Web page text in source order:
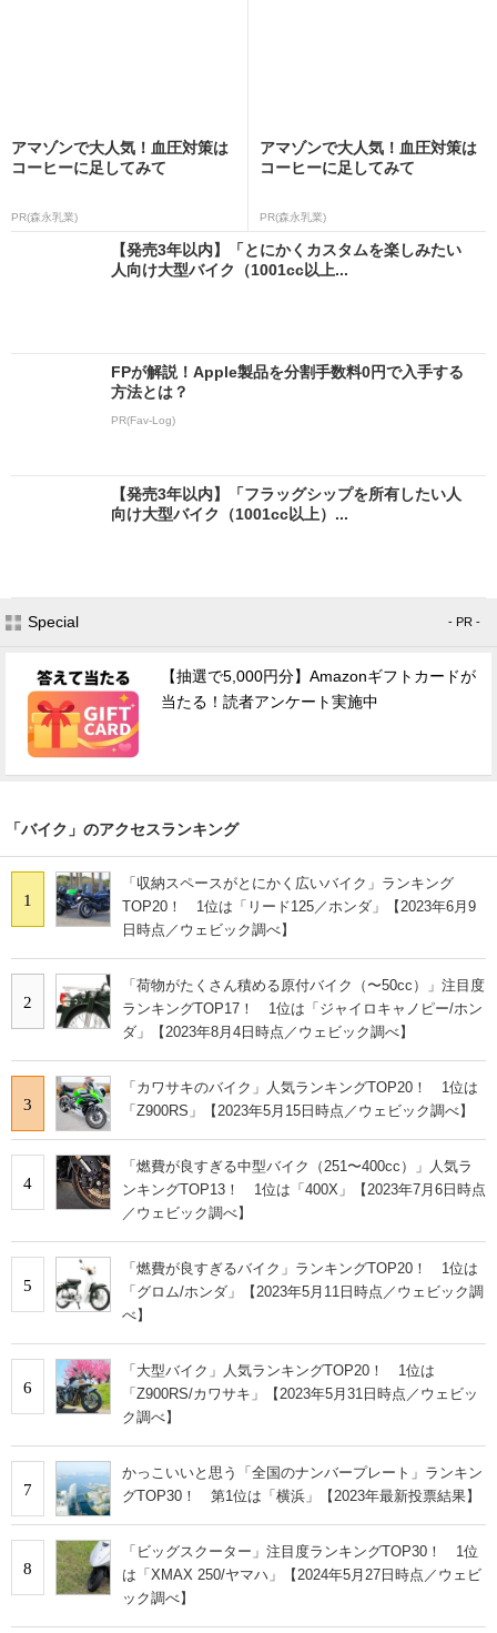
アマゾンで大人気！血圧対策は
コーヒーに足してみて
PR(森永乳業)
アマゾンで大人気！血圧対策は
コーヒーに足してみて
PR(森永乳業)
【発売3年以内】「とにかくカスタムを楽しみたい
人向け大型バイク（1001cc以上...
FPが解説！Apple製品を分割手数料0円で入手する
方法とは？
PR(Fav-Log)
【発売3年以内】「フラッグシップを所有したい人
向け大型バイク（1001cc以上）...
Special - PR -
【抽選で5,000円分】Amazonギフトカードが
当たる！読者アンケート実施中
「バイク」のアクセスランキング
1
「収納スペースがとにかく広いバイク」ランキング
TOP20！ 1位は「リード125／ホンダ」【2023年6月9
日時点／ウェビック調べ】
2
「荷物がたくさん積める原付バイク（〜50cc）」注目度
ランキングTOP17！ 1位は「ジャイロキャノピー/ホン
ダ」【2023年8月4日時点／ウェビック調べ】
3
「カワサキのバイク」人気ランキングTOP20！ 1位は
「Z900RS」【2023年5月15日時点／ウェビック調べ】
4
「燃費が良すぎる中型バイク（251〜400cc）」人気ラ
ンキングTOP13！ 1位は「400X」【2023年7月6日時点
／ウェビック調べ】
5
「燃費が良すぎるバイク」ランキングTOP20！ 1位は
「グロム/ホンダ」【2023年5月11日時点／ウェビック調
べ】
6
「大型バイク」人気ランキングTOP20！ 1位は
「Z900RS/カワサキ」【2023年5月31日時点／ウェビッ
ク調べ】
7
かっこいいと思う「全国のナンバープレート」ランキン
グTOP30！ 第1位は「横浜」【2023年最新投票結果】
8
「ビッグスクーター」注目度ランキングTOP30！ 1位
は「XMAX 250/ヤマハ」【2024年5月27日時点／ウェビ
ック調べ】